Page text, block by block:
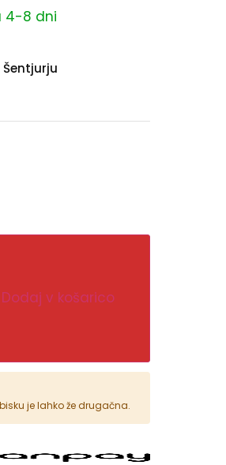
4-8 dni
Dodaj v košarico
je lahko že drugačna.